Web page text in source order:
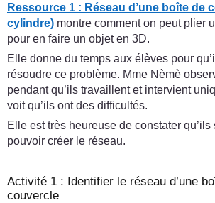
Ressource 1 : Réseau d’une boîte de
cylindre) montre comment on peut plier
pour en faire un objet en 3D.
Elle donne du temps aux élèves pour
résoudre ce problème. Mme Nèmè
pendant qu’ils travaillent et intervient
voit qu’ils ont des difficultés.
Elle est très heureuse de constater
pouvoir créer le réseau.
Activité 1 : Identifier le réseau d’une
couvercle